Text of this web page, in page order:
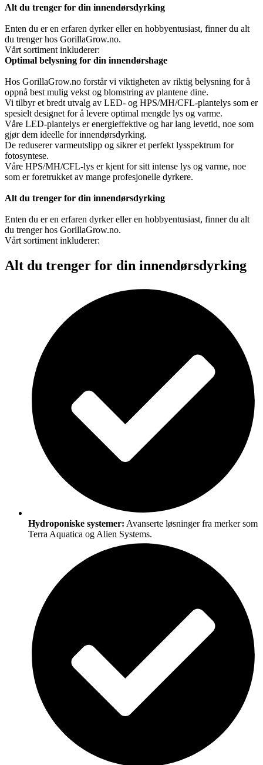
Alt du trenger for din innendørsdyrking
Enten du er en erfaren dyrker eller en hobbyentusiast, finner du alt
du trenger hos GorillaGrow.no.
Vårt sortiment inkluderer:
Optimal belysning for din innendørshage
Hos GorillaGrow.no forstår vi viktigheten av riktig belysning for å
oppnå best mulig vekst og blomstring av plantene dine.
Vi tilbyr et bredt utvalg av LED- og HPS/MH/CFL-plantelys som er
spesielt designet for å levere optimal mengde lys og varme.
Våre LED-plantelys er energieffektive og har lang levetid, noe som
gjør dem ideelle for innendørsdyrking.
De reduserer varmeutslipp og sikrer et perfekt lysspektrum for
fotosyntese.
Våre HPS/MH/CFL-lys er kjent for sitt intense lys og varme, noe
som er foretrukket av mange profesjonelle dyrkere.
Alt du trenger for din innendørsdyrking
Enten du er en erfaren dyrker eller en hobbyentusiast, finner du alt
du trenger hos GorillaGrow.no.
Vårt sortiment inkluderer:
Alt du trenger for din innendørsdyrking
Hydroponiske systemer: Avanserte løsninger fra merker som
Terra Aquatica og Alien Systems.